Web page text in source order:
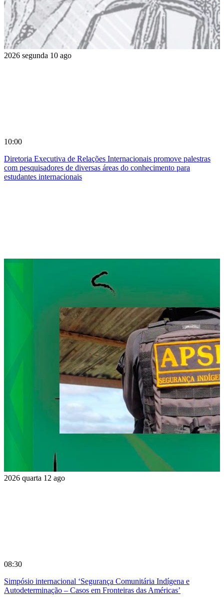
2026 segunda 10 ago
10:00
Diretoria Executiva de Relações Internacionais promove palestras
com pesquisadores de diversas áreas do conhecimento para
estudantes internacionais
2026 quarta 12 ago
08:30
Simpósio internacional ‘Segurança Comunitária Indígena e
Autodeterminação – Casos em Fronteiras das Américas’